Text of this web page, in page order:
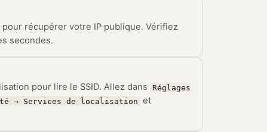
récupérer votre IP publique. Vérifiez
secondes.
pour lire le SSID. Allez dans
Réglages
→ Services de localisation et